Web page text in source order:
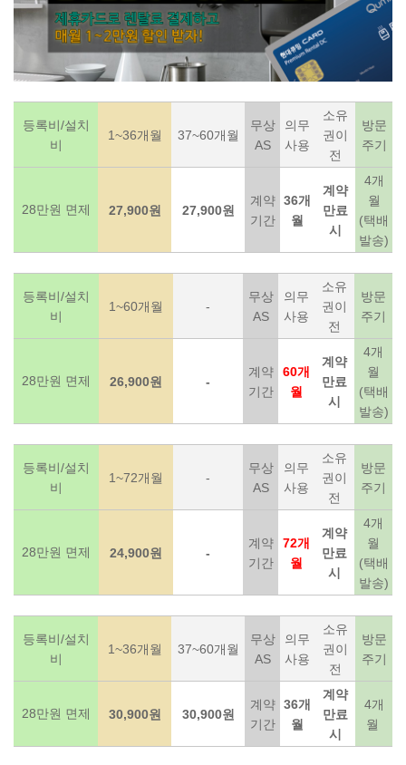
등록비/설치
비
1~36개월 37~60개월
무상
AS
의무
사용
소유
권이
전
방문
주기
28만원 면제 27,900원 27,900원
계약
기간
36개
월
계약
만료
시
4개
월
(택배
발송)
등록비/설치
비
1~60개월 -
무상
AS
의무
사용
소유
권이
전
방문
주기
28만원 면제 26,900원 -
계약
기간
60개
월
계약
만료
시
4개
월
(택배
발송)
등록비/설치
비
1~72개월 -
무상
AS
의무
사용
소유
권이
전
방문
주기
28만원 면제 24,900원 -
계약
기간
72개
월
계약
만료
시
4개
월
(택배
발송)
등록비/설치
비
1~36개월 37~60개월
무상
AS
의무
사용
소유
권이
전
방문
주기
28만원 면제 30,900원 30,900원
계약
기간
36개
월
계약
만료
시
4개
월